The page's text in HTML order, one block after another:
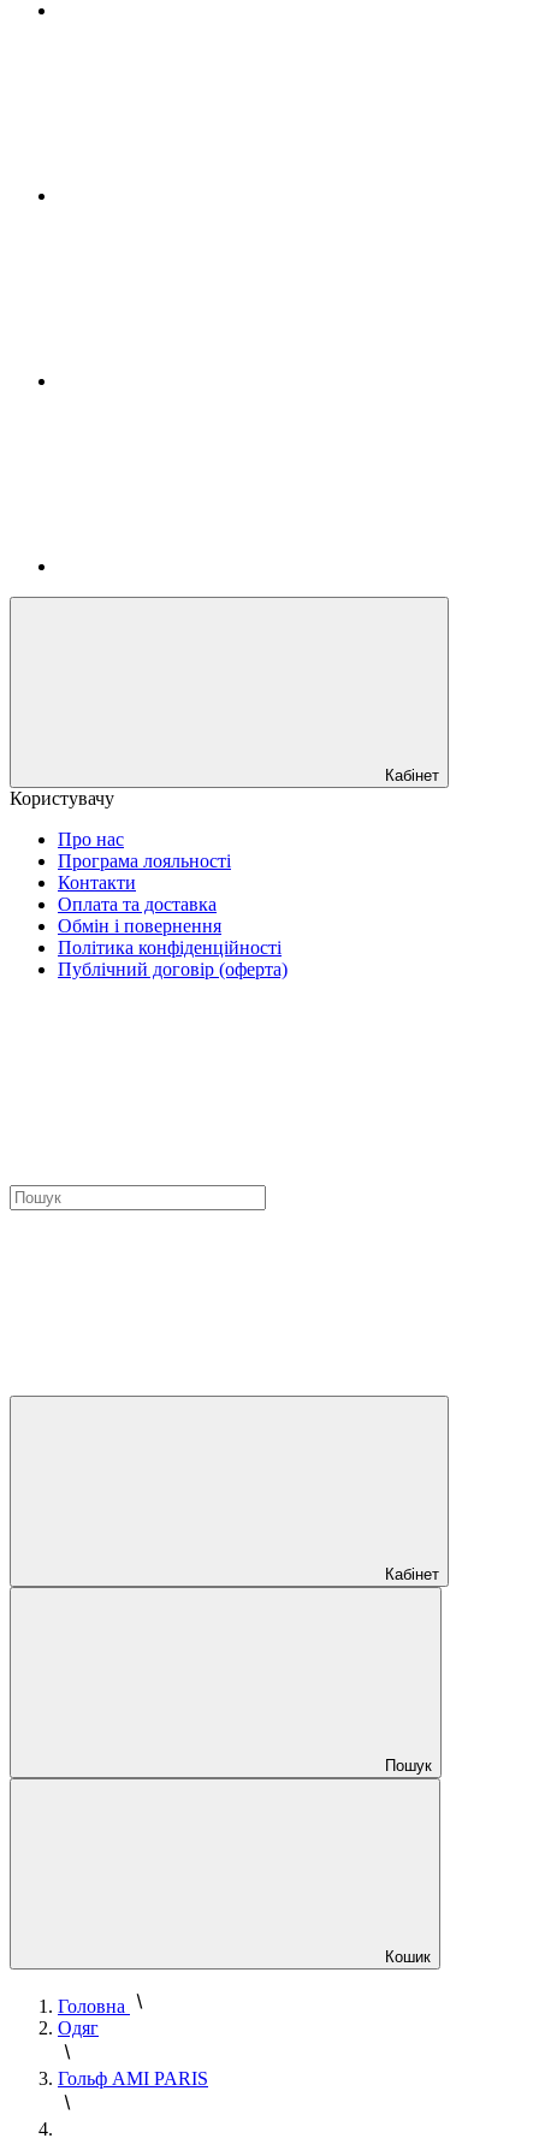
Кабінет
Користувачу
Про нас
Програма лояльності
Контакти
Оплата та доставка
Обмін і повернення
Політика конфіденційності
Публічний договір (оферта)
Кабінет
Пошук
Кошик
Головна
Одяг
Гольф AMI PARIS